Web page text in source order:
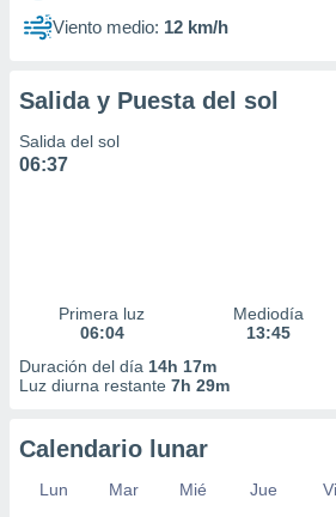
Viento medio: 12 km/h
Salida y Puesta del sol
Salida del sol
06:37
Primera luz
06:04
Mediodía
13:45
Duración del día 14h 17m
Luz diurna restante 7h 29m
Calendario lunar
Lun Mar Mié Jue